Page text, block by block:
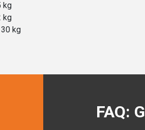
kg
kg
kg
FAQ: